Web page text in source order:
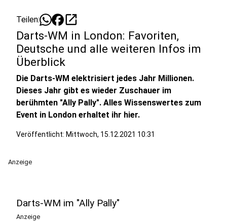
Teilen: open_in_new
Darts-WM in London: Favoriten,
Deutsche und alle weiteren Infos im
Überblick
Die Darts-WM elektrisiert jedes Jahr Millionen.
Dieses Jahr gibt es wieder Zuschauer im
berühmten "Ally Pally". Alles Wissenswertes zum
Event in London erhaltet ihr hier.
Veröffentlicht: Mittwoch, 15.12.2021 10:31
Anzeige
Darts-WM im "Ally Pally"
Anzeige